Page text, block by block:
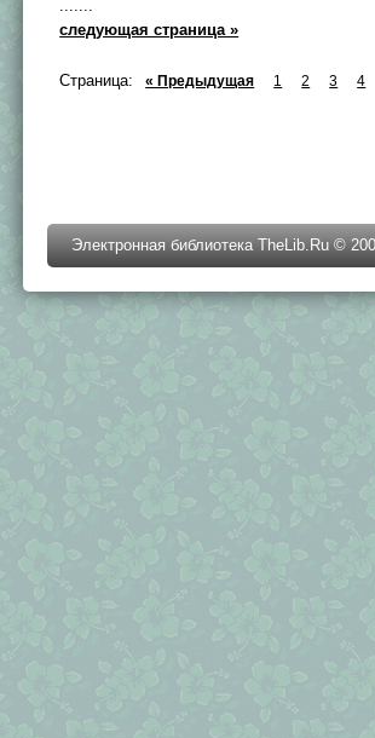
.......
следующая страница »
Страница: « Предыдущая 1 2 3 4
Электронная библиотека TheLib.Ru ©